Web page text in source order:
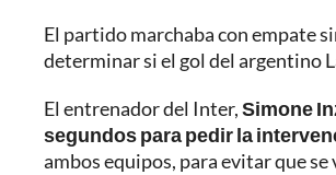
El partido marchaba con empate
determinar si el gol del argentino
El entrenador del Inter,Simone
segundos para pedir la
ambos equipos, para evitar que